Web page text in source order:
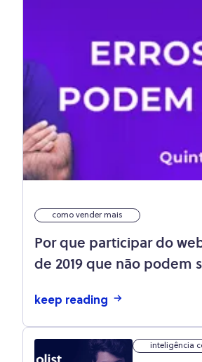
como vender mais
Por que participar do
de 2019 que não podem
keep reading
inteligência